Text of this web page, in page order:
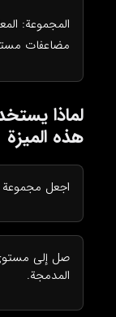
مضاعفات
لماذا
هذه الميزة
اجعل مجموعة
المدمجة.